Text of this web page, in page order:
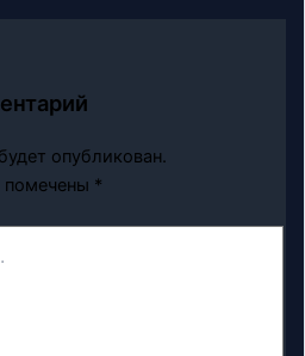
опубликован.
помечены *